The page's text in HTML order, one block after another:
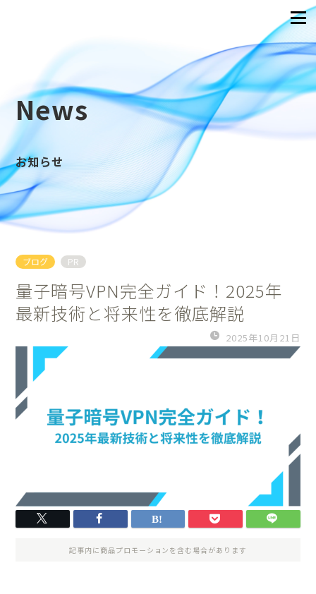
News
お知らせ
ブログ PR
量子暗号VPN完全ガイド！2025年
最新技術と将来性を徹底解説
2025年10月21日
記事内に商品プロモーションを含む場合があります